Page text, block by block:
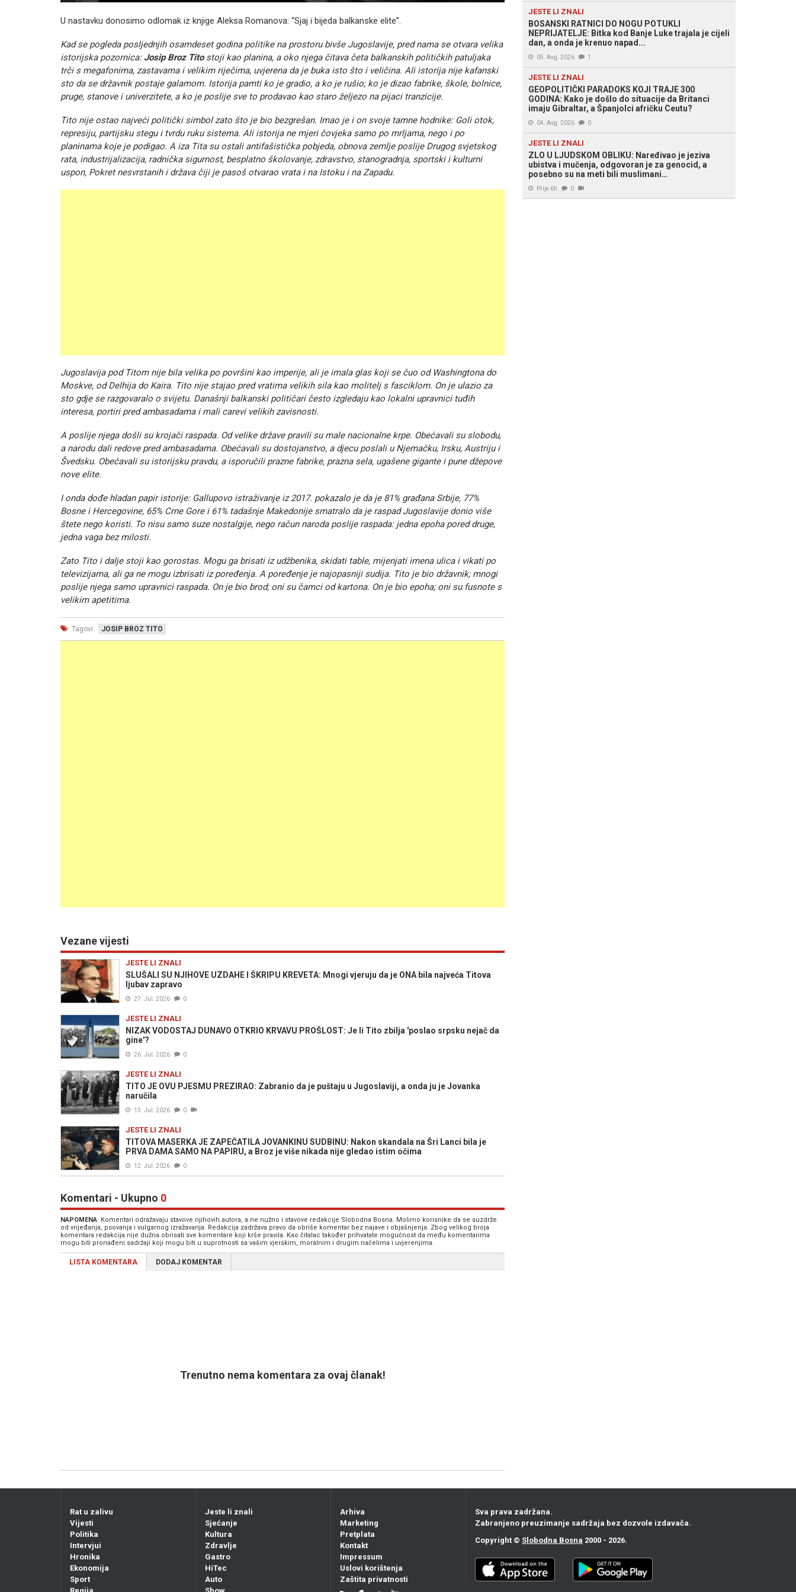
U nastavku donosimo odlomak iz knjige Aleksa Romanova: “Sjaj i bijeda balkanske elite”.
Kad se pogleda posljednjih osamdeset godina politike na prostoru bivše Jugoslavije, pred nama se otvara velika
istorijska pozornica: Josip Broz Titostoji kao planina, a oko njega čitava četa balkanskih političkih patuljaka
trči s megafonima, zastavama i velikim riječima, uvjerena da je buka isto što i veličina. Ali istorija nije kafanski
sto da se državnik postaje galamom. Istorija pamti ko je gradio, a ko je rušio; ko je dizao fabrike, škole, bolnice,
pruge, stanove i univerzitete, a ko je poslije sve to prodavao kao staro željezo na pijaci tranzicije.
Tito nije ostao najveći politički simbol zato što je bio bezgrešan. Imao je i on svoje tamne hodnike: Goli otok,
represiju, partijsku stegu i tvrdu ruku sistema. Ali istorija ne mjeri čovjeka samo po mrljama, nego i po
planinama koje je podigao. A iza Tita su ostali antifašistička pobjeda, obnova zemlje poslije Drugog svjetskog
rata, industrijalizacija, radnička sigurnost, besplatno školovanje, zdravstvo, stanogradnja, sportski i kulturni
uspon, Pokret nesvrstanih i država čiji je pasoš otvarao vrata i na Istoku i na Zapadu.
Jugoslavija pod Titom nije bila velika po površini kao imperije, ali je imala glas koji se čuo od Washingtona do
Moskve, od Delhija do Kaira. Tito nije stajao pred vratima velikih sila kao molitelj s fasciklom. On je ulazio za
sto gdje se razgovaralo o svijetu. Današnji balkanski političari često izgledaju kao lokalni upravnici tuđih
interesa, portiri pred ambasadama i mali carevi velikih zavisnosti.
A poslije njega došli su krojači raspada. Od velike države pravili su male nacionalne krpe. Obećavali su slobodu,
a narodu dali redove pred ambasadama. Obećavali su dostojanstvo, a djecu poslali u Njemačku, Irsku, Austriju i
Švedsku. Obećavali su istorijsku pravdu, a isporučili prazne fabrike, prazna sela, ugašene gigante i pune džepove
nove elite.
I onda dođe hladan papir istorije: Gallupovo istraživanje iz 2017. pokazalo je da je 81% građana Srbije, 77%
Bosne i Hercegovine, 65% Crne Gore i 61% tadašnje Makedonije smatralo da je raspad Jugoslavije donio više
štete nego koristi. To nisu samo suze nostalgije, nego račun naroda poslije raspada: jedna epoha pored druge,
jedna vaga bez milosti.
Zato Tito i dalje stoji kao gorostas. Mogu ga brisati iz udžbenika, skidati table, mijenjati imena ulica i vikati po
televizijama, ali ga ne mogu izbrisati iz poređenja. A poređenje je najopasniji sudija. Tito je bio državnik; mnogi
poslije njega samo upravnici raspada. On je bio brod; oni su čamci od kartona. On je bio epoha; oni su fusnote s
velikim apetitima.
Tagovi: JOSIP BROZ TITO
Vezane vijesti
JESTE LI ZNALI
SLUŠALI SU NJIHOVE UZDAHE I ŠKRIPU KREVETA: Mnogi vjeruju da je ONA bila najveća Titova
ljubav zapravo
27. Jul. 2026 0
JESTE LI ZNALI
NIZAK VODOSTAJ DUNAVO OTKRIO KRVAVU PROŠLOST: Je li Tito zbilja 'poslao srpsku nejač da
gine'?
26. Jul. 2026 0
JESTE LI ZNALI
TITO JE OVU PJESMU PREZIRAO: Zabranio da je puštaju u Jugoslaviji, a onda ju je Jovanka
naručila
13. Jul. 2026 0
JESTE LI ZNALI
TITOVA MASERKA JE ZAPEČATILA JOVANKINU SUDBINU: Nakon skandala na Šri Lanci bila je
PRVA DAMA SAMO NA PAPIRU, a Broz je više nikada nije gledao istim očima
12. Jul. 2026 0
Komentari - Ukupno 0
NAPOMENA: Komentari odražavaju stavove njihovih autora, a ne nužno i stavove redakcije Slobodna Bosna. Molimo korisnike da se suzdrže
od vrijeđanja, psovanja i vulgarnog izražavanja. Redakcija zadržava pravo da obriše komentar bez najave i objašnjenja. Zbog velikog broja
komentara redakcija nije dužna obrisati sve komentare koji krše pravila. Kao čitalac također prihvatate mogućnost da među komentarima
mogu biti pronađeni sadržaji koji mogu biti u suprotnosti sa vašim vjerskim, moralnim i drugim načelima i uvjerenjima.
LISTA KOMENTARA DODAJ KOMENTAR
Trenutno nema komentara za ovaj članak!
JESTE LI ZNALI
BOSANSKI RATNICI DO NOGU POTUKLI
NEPRIJATELJE: Bitka kod Banje Luke trajala je cijeli
dan, a onda je krenuo napad...
05. Avg. 2026 1
JESTE LI ZNALI
GEOPOLITIČKI PARADOKS KOJI TRAJE 300
GODINA: Kako je došlo do situacije da Britanci
imaju Gibraltar, a Španjolci afričku Ceutu?
04. Avg. 2026 0
JESTE LI ZNALI
ZLO U LJUDSKOM OBLIKU: Naređivao je jeziva
ubistva i mučenja, odgovoran je za genocid, a
posebno su na meti bili muslimani…
Prije 6h 0
Rat u zalivu
Vijesti
Politika
Intervjui
Hronika
Ekonomija
Sport
Jeste li znali
Sjećanje
Kultura
Zdravlje
Gastro
HiTec
Auto
Arhiva
Marketing
Pretplata
Kontakt
Impressum
Uslovi korištenja
Zaštita privatnosti
Sva prava zadržana.
Zabranjeno preuzimanje sadržaja bez dozvole izdavača.
Copyright © Slobodna Bosna 2000 - 2026.